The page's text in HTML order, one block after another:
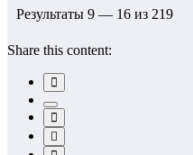
Результаты 9 — 16 из 219
Share this content: